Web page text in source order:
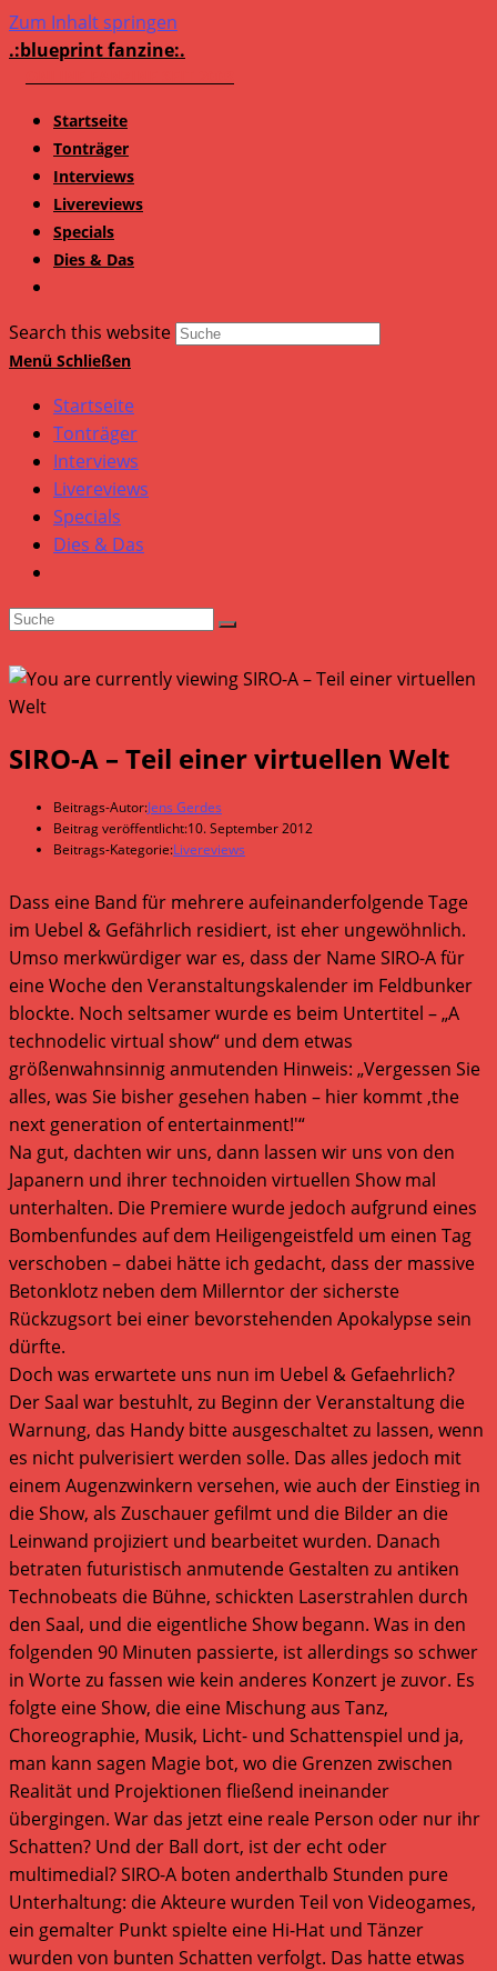
Zum Inhalt springen
.:blueprint fanzine:.
Startseite
Tonträger
Interviews
Livereviews
Specials
Dies & Das
Search this website
Menü Schließen
Startseite
Tonträger
Interviews
Livereviews
Specials
Dies & Das
SIRO-A – Teil einer virtuellen Welt
Beitrags-Autor:Jens Gerdes
Beitrag veröffentlicht:10. September 2012
Beitrags-Kategorie:Livereviews
Dass eine Band für mehrere aufeinanderfolgende Tage
im Uebel & Gefährlich residiert, ist eher ungewöhnlich.
Umso merkwürdiger war es, dass der Name SIRO-A für
eine Woche den Veranstaltungskalender im Feldbunker
blockte. Noch seltsamer wurde es beim Untertitel – „A
technodelic virtual show“ und dem etwas
größenwahnsinnig anmutenden Hinweis: „Vergessen Sie
alles, was Sie bisher gesehen haben – hier kommt ‚the
next generation of entertainment!'“
Na gut, dachten wir uns, dann lassen wir uns von den
Japanern und ihrer technoiden virtuellen Show mal
unterhalten. Die Premiere wurde jedoch aufgrund eines
Bombenfundes auf dem Heiligengeistfeld um einen Tag
verschoben – dabei hätte ich gedacht, dass der massive
Betonklotz neben dem Millerntor der sicherste
Rückzugsort bei einer bevorstehenden Apokalypse sein
dürfte.
Doch was erwartete uns nun im Uebel & Gefaehrlich?
Der Saal war bestuhlt, zu Beginn der Veranstaltung die
Warnung, das Handy bitte ausgeschaltet zu lassen, wenn
es nicht pulverisiert werden solle. Das alles jedoch mit
einem Augenzwinkern versehen, wie auch der Einstieg in
die Show, als Zuschauer gefilmt und die Bilder an die
Leinwand projiziert und bearbeitet wurden. Danach
betraten futuristisch anmutende Gestalten zu antiken
Technobeats die Bühne, schickten Laserstrahlen durch
den Saal, und die eigentliche Show begann. Was in den
folgenden 90 Minuten passierte, ist allerdings so schwer
in Worte zu fassen wie kein anderes Konzert je zuvor. Es
folgte eine Show, die eine Mischung aus Tanz,
Choreographie, Musik, Licht- und Schattenspiel und ja,
man kann sagen Magie bot, wo die Grenzen zwischen
Realität und Projektionen fließend ineinander
übergingen. War das jetzt eine reale Person oder nur ihr
Schatten? Und der Ball dort, ist der echt oder
multimedial? SIRO-A boten anderthalb Stunden pure
Unterhaltung: die Akteure wurden Teil von Videogames,
ein gemalter Punkt spielte eine Hi-Hat und Tänzer
wurden von bunten Schatten verfolgt. Das hatte etwas